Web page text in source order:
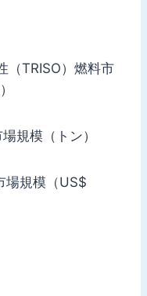
（TRISO）燃料市
規模（トン）
場規模（US$